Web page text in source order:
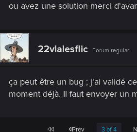
ou avez une solution merci
22vlalesflic Forum regular
ça peut être un bug ; j'ai validé
moment déjà. Il faut envoyer un
First Prev 3 of 4